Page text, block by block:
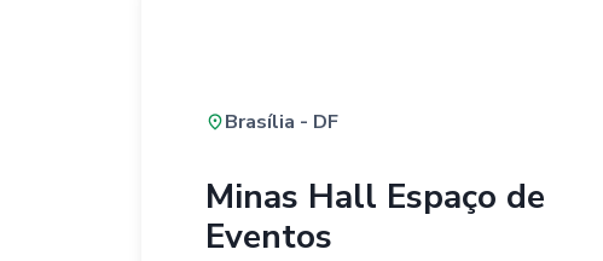
Brasília - DF
Minas Hall Espaço de
Eventos